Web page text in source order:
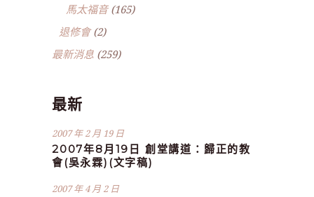
馬太福音(165)
退修會(2)
最新消息 (259)
最新
2007 年 2 月 19 日
2007年8月19日 創堂講道：歸正的教
會(吳永霖)(文字稿)
2007 年 4 月 2 日